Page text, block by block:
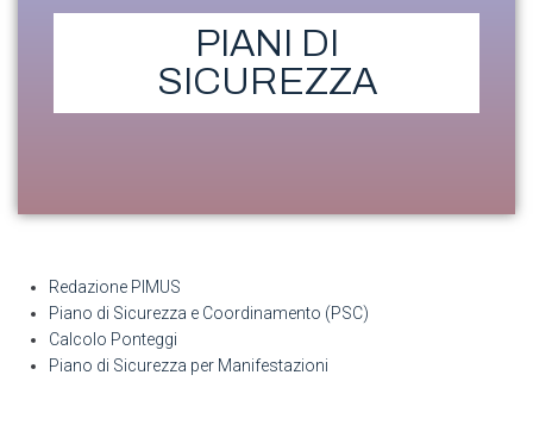
PIANI DI
SICUREZZA
Redazione PIMUS
Piano di Sicurezza e Coordinamento (PSC)
Calcolo Ponteggi
Piano di Sicurezza per Manifestazioni